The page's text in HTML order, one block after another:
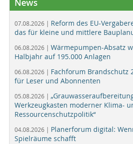
News
07.08.2026 | Reform des EU-
das für kleine und mittlere
06.08.2026 | Wärmepumpen-Absatz
Halbjahr auf 195.000 Anlagen
06.08.2026 | Fachforum Brandschutz
für Leser und Abonnenten
05.08.2026 |
Werkzeugkasten moderner Klima-
Ressourcenschutzpolitik“
04.08.2026 | Planerforum digital:
Spielräume schafft